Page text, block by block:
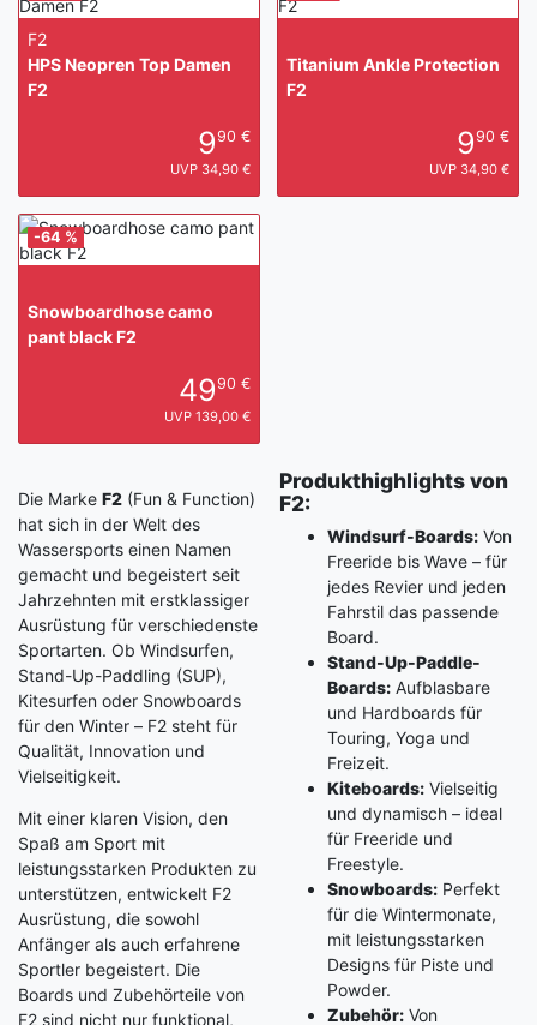
F2
HPS Neopren Top Damen
F2
990 €
UVP 34,90 €
Titanium Ankle Protection
F2
990 €
UVP 34,90 €
Snowboardhose camo
pant black F2
4990 €
UVP 139,00 €
-64 %
Die Marke F2 (Fun & Function)
hat sich in der Welt des
Wassersports einen Namen
gemacht und begeistert seit
Jahrzehnten mit erstklassiger
Ausrüstung für verschiedenste
Sportarten. Ob Windsurfen,
Stand-Up-Paddling (SUP),
Kitesurfen oder Snowboards
für den Winter – F2 steht für
Qualität, Innovation und
Vielseitigkeit.
Mit einer klaren Vision, den
Spaß am Sport mit
leistungsstarken Produkten zu
unterstützen, entwickelt F2
Ausrüstung, die sowohl
Anfänger als auch erfahrene
Sportler begeistert. Die
Boards und Zubehörteile von
F2 sind nicht nur funktional,
Produkthighlights von
F2:
Windsurf-Boards:Von
Freeride bis Wave – für
jedes Revier und jeden
Fahrstil das passende
Board.
Stand-Up-Paddle-
Boards:Aufblasbare
und Hardboards für
Touring, Yoga und
Freizeit.
Kiteboards:Vielseitig
und dynamisch – ideal
für Freeride und
Freestyle.
Snowboards:Perfekt
für die Wintermonate,
mit leistungsstarken
Designs für Piste und
Powder.
Zubehör:Von